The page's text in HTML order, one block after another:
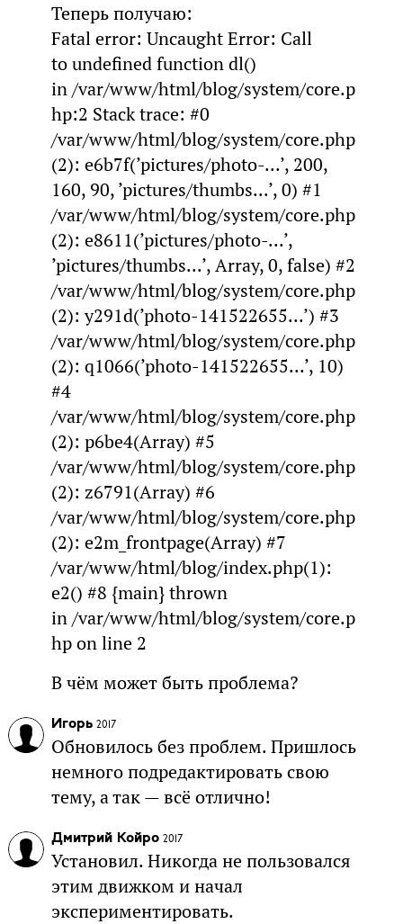
Теперь получаю:
Fatal error: Uncaught Error: Call
to undefined function dl()
in /var/www/html/blog/system/core.p
hp:2 Stack trace: #0
/var/www/html/blog/system/core.php
(2): e6b7f(’pictures/photo-...’, 200,
160, 90, ’pictures/thumbs...’, 0) #1
/var/www/html/blog/system/core.php
(2): e8611(’pictures/photo-...’,
’pictures/thumbs...’, Array, 0, false) #2
/var/www/html/blog/system/core.php
(2): y291d(’photo-141522655...’) #3
/var/www/html/blog/system/core.php
(2): q1066(’photo-141522655...’, 10)
#4
/var/www/html/blog/system/core.php
(2): p6be4(Array) #5
/var/www/html/blog/system/core.php
(2): z6791(Array) #6
/var/www/html/blog/system/core.php
(2): e2m_frontpage(Array) #7
/var/www/html/blog/index.php(1):
e2() #8 {main} thrown
in /var/www/html/blog/system/core.p
hp on line 2
В чём может быть проблема?
Игорь 2017
Обновилось без проблем. Пришлось
немного подредактировать свою
тему, а так — всё отлично!
Дмитрий Койро 2017
Установил. Никогда не пользовался
этим движком и начал
экспериментировать.